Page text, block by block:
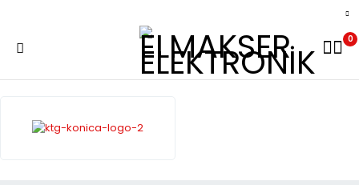
0